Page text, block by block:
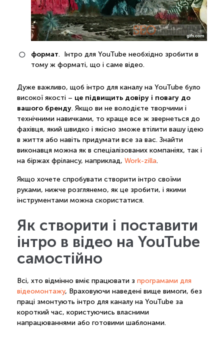
формат. Інтро для YouTube необхідно зробити в
тому ж форматі, що і саме відео.
Дуже важливо, щоб інтро для каналу на YouTube було
високої якості – це підвищить довіру і повагу до
вашого бренду. Якщо ви не володієте творчими і
технічними навичками, то краще все ж звернеться до
фахівця, який швидко і якісно зможе втілити вашу ідею
в життя або навіть придумати все за вас. Знайти
виконавця можна як в спеціалізованих компаніях, так і
на біржах фрілансу, наприклад, Work-zilla.
Якщо хочете спробувати створити інтро своїми
руками, нижче розглянемо, як це зробити, і якими
інструментами можна скористатися.
Як створити і поставити
інтро в відео на YouTube
самостійно
Всі, хто відмінно вміє працювати з програмами для
відеомонтажу, Враховуючи наведені вище вимоги, без
праці змонтують інтро для каналу на YouTube за
короткий час, користуючись власними
напрацюваннями або готовими шаблонами.